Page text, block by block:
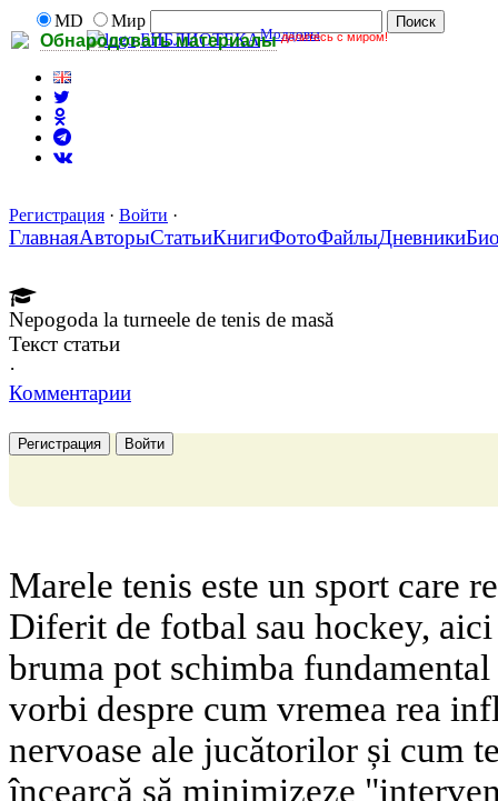
Обнародовать материалы делитесь с миром!
MD
Мир
БИБЛИОТЕКАМолдовы
Регистрация · Войти ·
ГлавнаяАвторыСтатьиКнигиФотоФайлыДневники
Nepogoda la turneele de tenis de masă
Текст статьи
·
Комментарии
Регистрация Войти
Marele tenis este un sport care
Diferit de fotbal sau hockey,
bruma pot schimba
vorbi despre cum vremea rea
nervoase ale jucătorilor și cum
încearcă să minimizeze